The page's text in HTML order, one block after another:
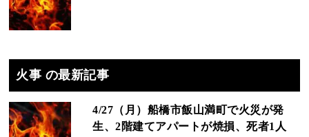
火事 の最新記事
4/27（月）船橋市飯山満町で火災が発
生、2階建てアパートが焼損、死者1人